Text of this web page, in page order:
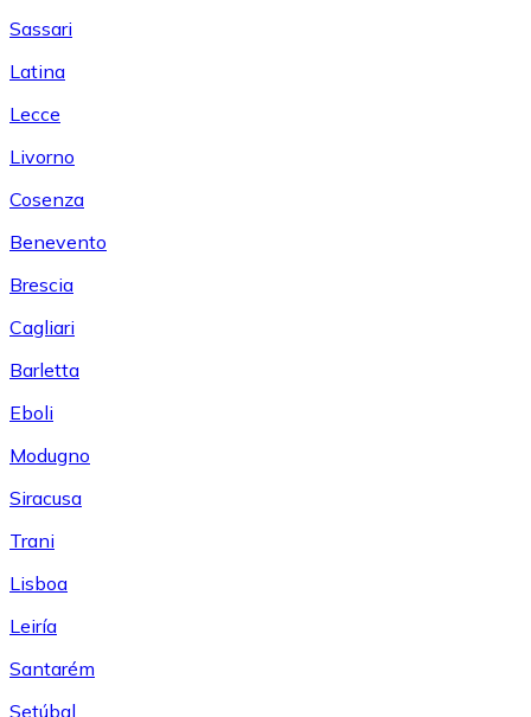
Sassari
Latina
Lecce
Livorno
Cosenza
Benevento
Brescia
Cagliari
Barletta
Eboli
Modugno
Siracusa
Trani
Lisboa
Leiría
Santarém
Setúbal